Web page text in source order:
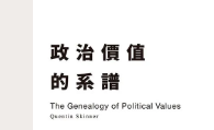
附錄二：韋伯的著作
附錄三：韋伯〈儒教
920）目錄對照表
附錄四：韋伯《儒教